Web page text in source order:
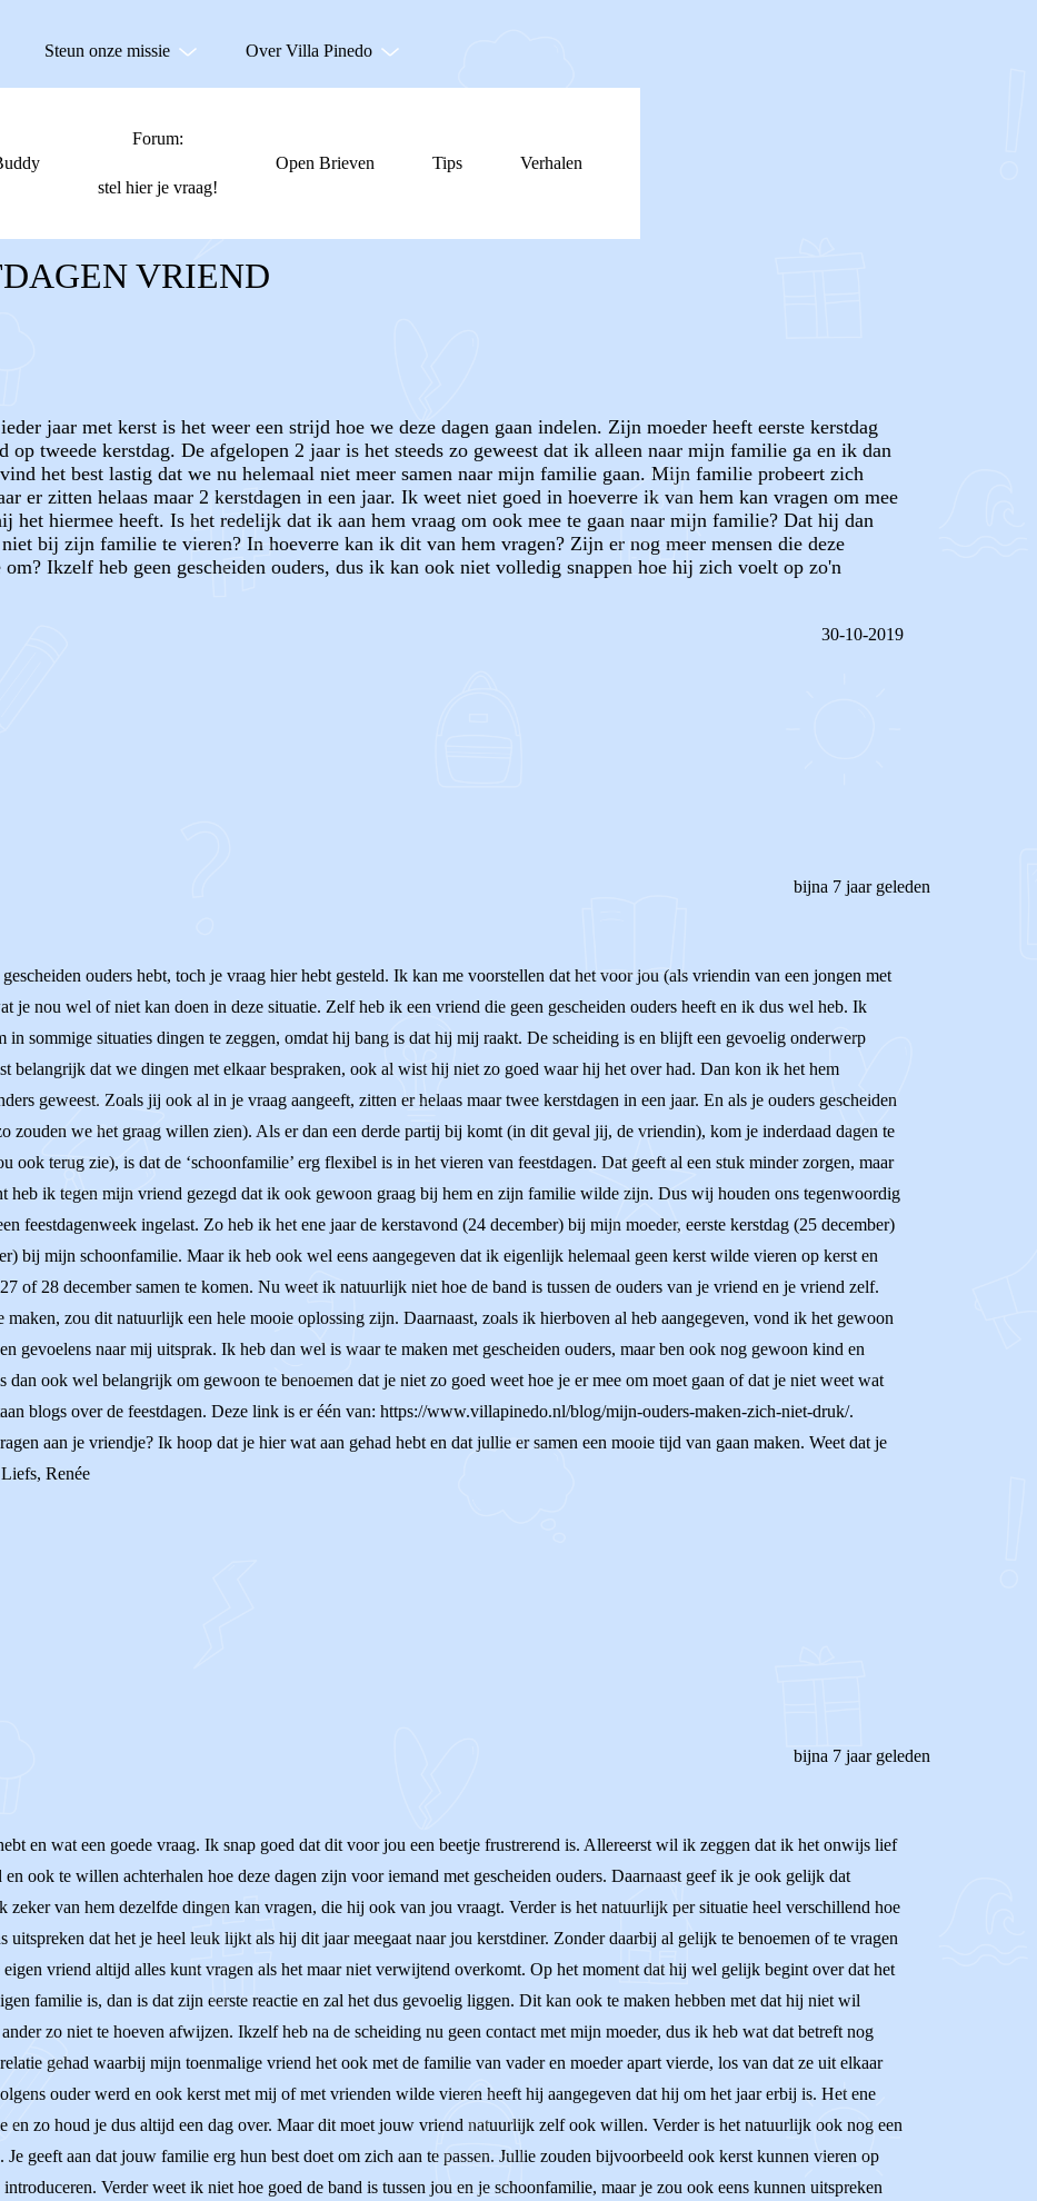
Steun onze missie Over Villa Pinedo
Forum:
stel hier je vraag!
Open Brieven Tips Verhalen
VRIEND
jaar met kerst is het weer een strijd hoe we deze dagen gaan indelen. Zijn moeder heeft eerste kerstdag
tweede kerstdag. De afgelopen 2 jaar is het steeds zo geweest dat ik alleen naar mijn familie ga en ik dan
het best lastig dat we nu helemaal niet meer samen naar mijn familie gaan. Mijn familie probeert zich
er zitten helaas maar 2 kerstdagen in een jaar. Ik weet niet goed in hoeverre ik van hem kan vragen om mee
het hiermee heeft. Is het redelijk dat ik aan hem vraag om ook mee te gaan naar mijn familie? Dat hij dan
bij zijn familie te vieren? In hoeverre kan ik dit van hem vragen? Zijn er nog meer mensen die deze
Ikzelf heb geen gescheiden ouders, dus ik kan ook niet volledig snappen hoe hij zich voelt op zo'n
30-10-2019
bijna 7 jaar geleden
ouders hebt, toch je vraag hier hebt gesteld. Ik kan me voorstellen dat het voor jou (als vriendin van een jongen met
je nou wel of niet kan doen in deze situatie. Zelf heb ik een vriend die geen gescheiden ouders heeft en ik dus wel heb. Ik
sommige situaties dingen te zeggen, omdat hij bang is dat hij mij raakt. De scheiding is en blijft een gevoelig onderwerp
belangrijk dat we dingen met elkaar bespraken, ook al wist hij niet zo goed waar hij het over had. Dan kon ik het hem
geweest. Zoals jij ook al in je vraag aangeeft, zitten er helaas maar twee kerstdagen in een jaar. En als je ouders gescheiden
zouden we het graag willen zien). Als er dan een derde partij bij komt (in dit geval jij, de vriendin), kom je inderdaad dagen te
terug zie), is dat de ‘schoonfamilie’ erg flexibel is in het vieren van feestdagen. Dat geeft al een stuk minder zorgen, maar
heb ik tegen mijn vriend gezegd dat ik ook gewoon graag bij hem en zijn familie wilde zijn. Dus wij houden ons tegenwoordig
feestdagenweek ingelast. Zo heb ik het ene jaar de kerstavond (24 december) bij mijn moeder, eerste kerstdag (25 december)
bij mijn schoonfamilie. Maar ik heb ook wel eens aangegeven dat ik eigenlijk helemaal geen kerst wilde vieren op kerst en
of 28 december samen te komen. Nu weet ik natuurlijk niet hoe de band is tussen de ouders van je vriend en je vriend zelf.
zou dit natuurlijk een hele mooie oplossing zijn. Daarnaast, zoals ik hierboven al heb aangegeven, vond ik het gewoon
gevoelens naar mij uitsprak. Ik heb dan wel is waar te maken met gescheiden ouders, maar ben ook nog gewoon kind en
dan ook wel belangrijk om gewoon te benoemen dat je niet zo goed weet hoe je er mee om moet gaan of dat je niet weet wat
blogs over de feestdagen. Deze link is er één van: https://www.villapinedo.nl/blog/mijn-ouders-maken-zich-niet-druk/.
aan je vriendje? Ik hoop dat je hier wat aan gehad hebt en dat jullie er samen een mooie tijd van gaan maken. Weet dat je
Renée
bijna 7 jaar geleden
en wat een goede vraag. Ik snap goed dat dit voor jou een beetje frustrerend is. Allereerst wil ik zeggen dat ik het onwijs lief
ook te willen achterhalen hoe deze dagen zijn voor iemand met gescheiden ouders. Daarnaast geef ik je ook gelijk dat
zeker van hem dezelfde dingen kan vragen, die hij ook van jou vraagt. Verder is het natuurlijk per situatie heel verschillend hoe
dat het je heel leuk lijkt als hij dit jaar meegaat naar jou kerstdiner. Zonder daarbij al gelijk te benoemen of te vragen
vriend altijd alles kunt vragen als het maar niet verwijtend overkomt. Op het moment dat hij wel gelijk begint over dat het
familie is, dan is dat zijn eerste reactie en zal het dus gevoelig liggen. Dit kan ook te maken hebben met dat hij niet wil
zo niet te hoeven afwijzen. Ikzelf heb na de scheiding nu geen contact met mijn moeder, dus ik heb wat dat betreft nog
gehad waarbij mijn toenmalige vriend het ook met de familie van vader en moeder apart vierde, los van dat ze uit elkaar
ouder werd en ook kerst met mij of met vrienden wilde vieren heeft hij aangegeven dat hij om het jaar erbij is. Het ene
en zo houd je dus altijd een dag over. Maar dit moet jouw vriend natuurlijk zelf ook willen. Verder is het natuurlijk ook nog een
geeft aan dat jouw familie erg hun best doet om zich aan te passen. Jullie zouden bijvoorbeeld ook kerst kunnen vieren op
Verder weet ik niet hoe goed de band is tussen jou en je schoonfamilie, maar je zou ook eens kunnen uitspreken